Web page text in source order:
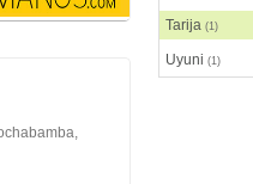
Tarija (1)
Uyuni (1)